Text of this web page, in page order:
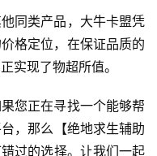
同类产品，大牛卡盟凭
格定位，在保证品质的
实现了物超所值。
您正在寻找一个能够帮
，那么【绝地求生辅助
过的选择。让我们一起